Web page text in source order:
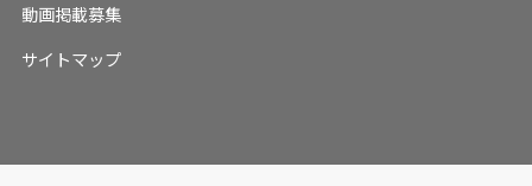
動画掲載募集
サイトマップ